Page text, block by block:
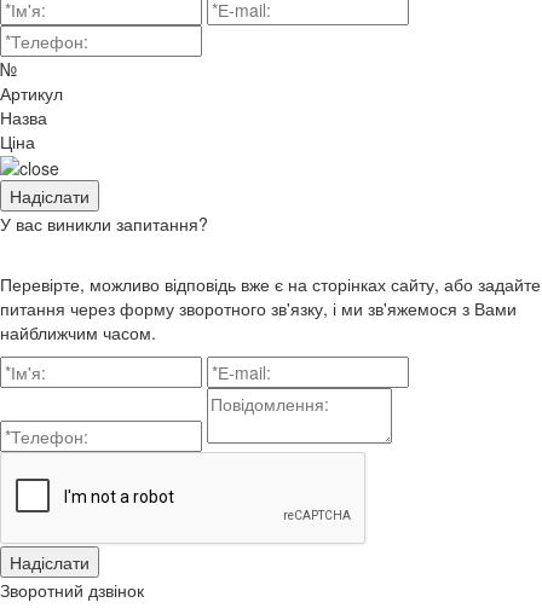
№
Артикул
Назва
Ціна
У вас виникли запитання?
Перевірте, можливо відповідь вже є на сторінках сайту, або задайте
питання через форму зворотного зв'язку, і ми зв'яжемося з Вами
найближчим часом.
Зворотний дзвінок